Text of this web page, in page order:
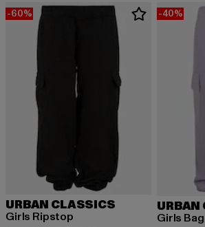
-60%
URBAN CLASSICS
Girls Ripstop
-40%
URBAN
Girls